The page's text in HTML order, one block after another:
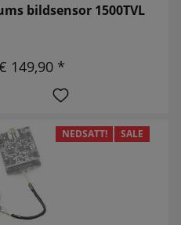
bildsensor 1500TVL
149,90 *
NEDSATT! SALE